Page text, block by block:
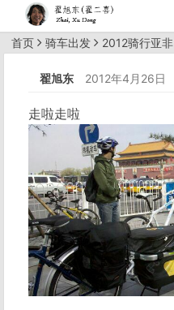
首页 骑车出发 2012骑行亚非
翟旭东 2012年4月26日
走啦走啦